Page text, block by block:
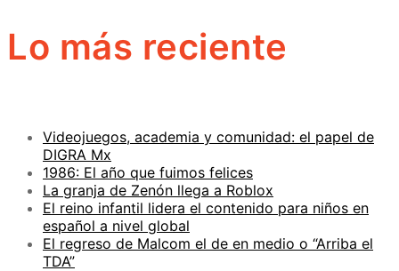
Lo más reciente
Videojuegos, academia y comunidad: el papel de
DIGRA Mx
1986: El año que fuimos felices
La granja de Zenón llega a Roblox
El reino infantil lidera el contenido para niños en
español a nivel global
El regreso de Malcom el de en medio o “Arriba el
TDA”